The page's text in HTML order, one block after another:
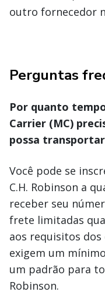
outro fornecedor
Perguntas
Por quanto
Carrier (MC)
possa transportar
Você pode se
C.H. Robinson a
receber seu
frete limitadas
aos requisitos
exigem um
um padrão para
Robinson.